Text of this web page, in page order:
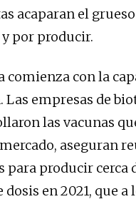
acaparan el grueso
por producir.
comienza con la
Las empresas de
las vacunas
aseguran
para producir cerca
en 2021, que a